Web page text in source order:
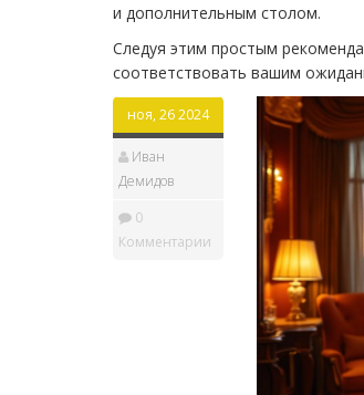
и дополнительным столом.
Следуя этим простым
соответствовать вашим
ноя, 26 2024
Иван
Демидов
0
Комментарии